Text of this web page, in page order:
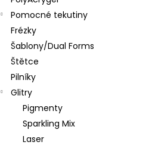
Pomocné tekutiny
Frézky
Šablony/Dual Forms
Štětce
Pilníky
Glitry
Pigmenty
Sparkling Mix
Laser
PĚNOVÝ PILNÍK HALFMOON 120/180 1KS
39 Kč